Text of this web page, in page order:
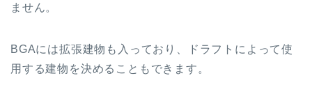
ません。
BGAには拡張建物も入っており、ドラフトによって使
用する建物を決めることもできます。